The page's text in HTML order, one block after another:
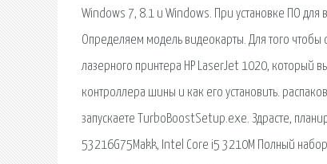
Windows 7, 8.1 и Windows. При установке ПО
Определяем модель видеокарты. Для того
лазерного принтера HP LaserJet 1020, который
контроллера шины и как его установить.
запускаете TurboBoostSetup.exe. Здрасте,
53216G75Makk, Intel Core i5 3210M Полный набор